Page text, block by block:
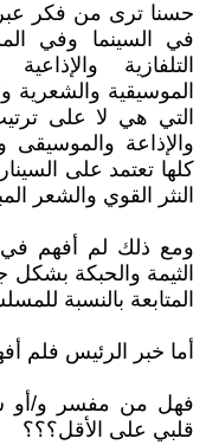
حسنا ترى من فكر عبر
في السينما وفي
التلفازية
الموسيقية والشعرية
التي هي لا على
والإذاعة
كلها تعتمد على
النثر القوي والشعر
ومع ذلك لم أفهم في
الثيمة والحبكة
المتابعة بالنسبة
أما خبر الرئيس فلم
فهل من مفسر و/أو
قلبي على الأقل؟؟؟